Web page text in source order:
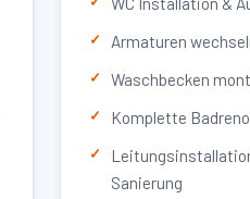
Armaturen
Waschbecken
Komplette
Sanierung